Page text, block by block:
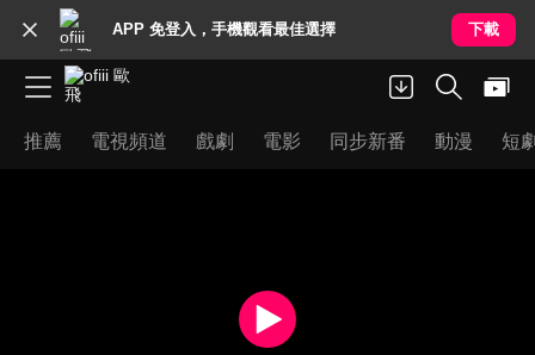
APP 免登入，手機觀看最佳選擇 下載
推薦 電視頻道 戲劇 電影 同步新番 動漫 短